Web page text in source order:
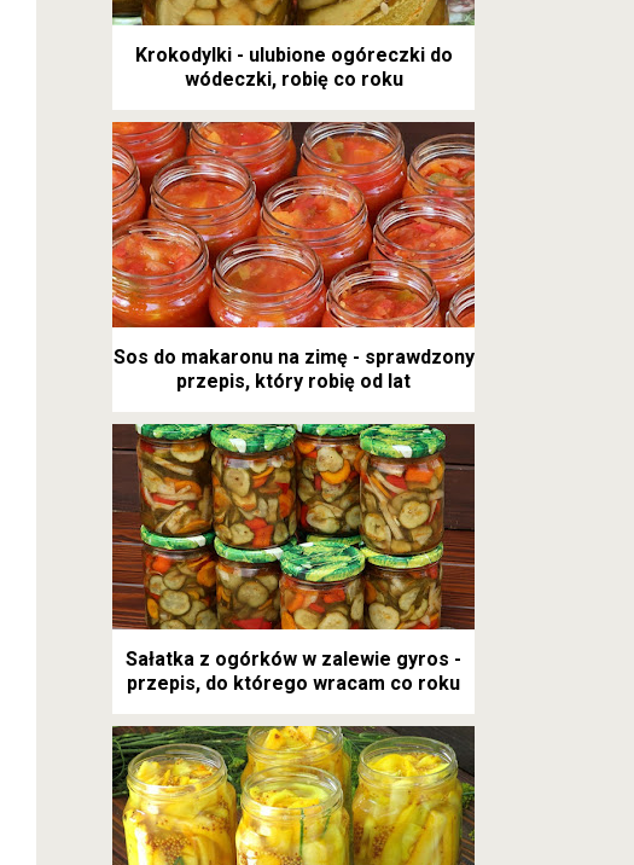
Krokodylki - ulubione ogóreczki do
wódeczki, robię co roku
Sos do makaronu na zimę - sprawdzony
przepis, który robię od lat
Sałatka z ogórków w zalewie gyros -
przepis, do którego wracam co roku